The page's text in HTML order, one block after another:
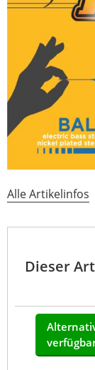
Alle Artikelinfos
Dieser